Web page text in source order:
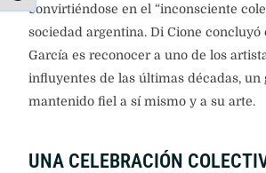
convirtiéndose en el “inconsciente
sociedad argentina. Di Cione concluyó
García es reconocer a uno de los
influyentes de las últimas décadas, un
mantenido fiel a sí mismo y a su arte.
UNA CELEBRACIÓN